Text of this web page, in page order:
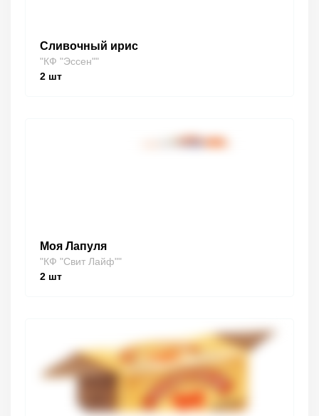
Сливочный ирис
"КФ "Эссен""
2 шт
Моя Лапуля
"КФ "Свит Лайф""
2 шт